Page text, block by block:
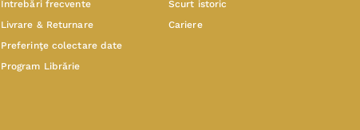
Întrebări frecvente
Livrare & Returnare
Preferinţe colectare date
Program Librărie
Scurt istoric
Cariere